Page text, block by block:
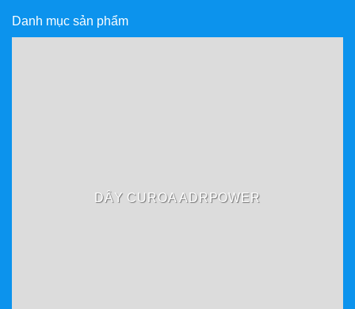
Danh mục sản phẩm
DÂY CUROA ADRPOWER